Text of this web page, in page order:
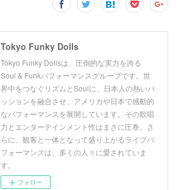
Tokyo Funky Dolls
Tokyo Funky Dollsは、圧倒的な実力を誇る
Soul & Funkパフォーマンスグループです。世
界中をつなぐリズムとSoulに、日本人の熱いパ
ッションを融合させ、アメリカや日本で感動的
なパフォーマンスを展開しています。その歌唱
力とエンターテインメント性はまさに圧巻。さ
らに、観客と一体となって盛り上がるライブパ
フォーマンスは、多くの人々に愛されていま
す。
フォロー